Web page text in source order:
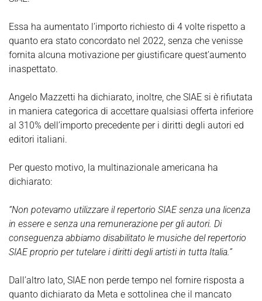
Essa ha aumentato l’importo richiesto di 4 volte rispetto a
quanto era stato concordato nel 2022, senza che venisse
fornita alcuna motivazione per giustificare quest’aumento
inaspettato.
Angelo Mazzetti ha dichiarato, inoltre, che SIAE si è rifiutata
in maniera categorica di accettare qualsiasi offerta inferiore
al 310% dell’importo precedente per i diritti degli autori ed
editori italiani.
Per questo motivo, la multinazionale americana ha
dichiarato:
“Non potevamo utilizzare il repertorio SIAE senza una licenza
in essere e senza una remunerazione per gli autori. Di
conseguenza abbiamo disabilitato le musiche del repertorio
SIAE proprio per tutelare i diritti degli artisti in tutta Italia.”
Dall’altro lato, SIAE non perde tempo nel fornire risposta a
quanto dichiarato da Meta e sottolinea che il mancato